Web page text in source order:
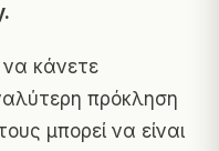
.
να κάνετε
πρόκληση
μπορεί να είναι